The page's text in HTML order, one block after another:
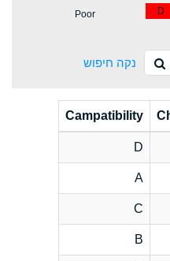
D
Poor
נקה חיפוש
Campatibility
D
A
C
B